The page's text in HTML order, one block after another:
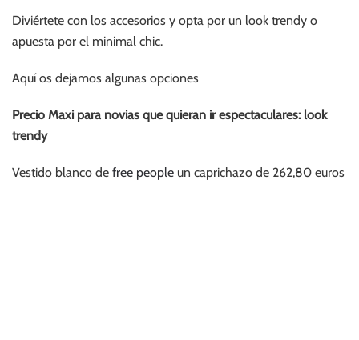
Diviértete con los accesorios y opta por un look trendy o
apuesta por el minimal chic.
Aquí os dejamos algunas opciones
Precio Maxi para novias que quieran ir espectaculares: look
trendy
Vestido blanco de free people un caprichazo de 262,80 euros